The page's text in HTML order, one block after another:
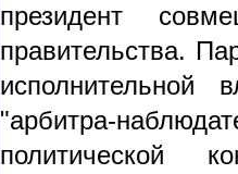
президент
правительства.
исполнительной
"арбитра-
политической